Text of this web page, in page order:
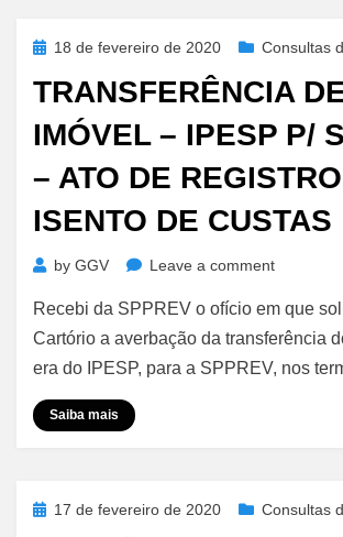
Posted18 de fevereiro de 2020 Consultas
TRANSFERÊNCIA
IMÓVEL – IPESP P/
– ATO DE REGISTRO
ISENTO DE CUSTAS
by GGV Leave a commenton
de
Imóvel
de
Recebi da SPPREV o ofício em que
Cartório a averbação da transferência
era do IPESP, para a SPPREV, nos
Saiba mais
Posted17 de fevereiro de 2020 Consultas